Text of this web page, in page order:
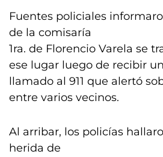
Fuentes policiales
de la comisaría
1ra. de Florencio Varela se
ese lugar luego de recibir un
llamado al 911 que alertó
entre varios vecinos.
Al arribar, los policías
herida de